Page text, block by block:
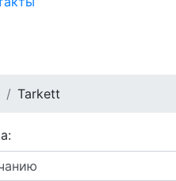
Tarkett